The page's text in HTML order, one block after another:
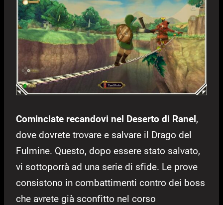
Cominciate recandovi nel Deserto di Ranel,
dove dovrete trovare e salvare il Drago del
Fulmine. Questo, dopo essere stato salvato,
vi sottoporrà ad una serie di sfide. Le prove
consistono in combattimenti contro dei boss
che avrete già sconfitto nel corso